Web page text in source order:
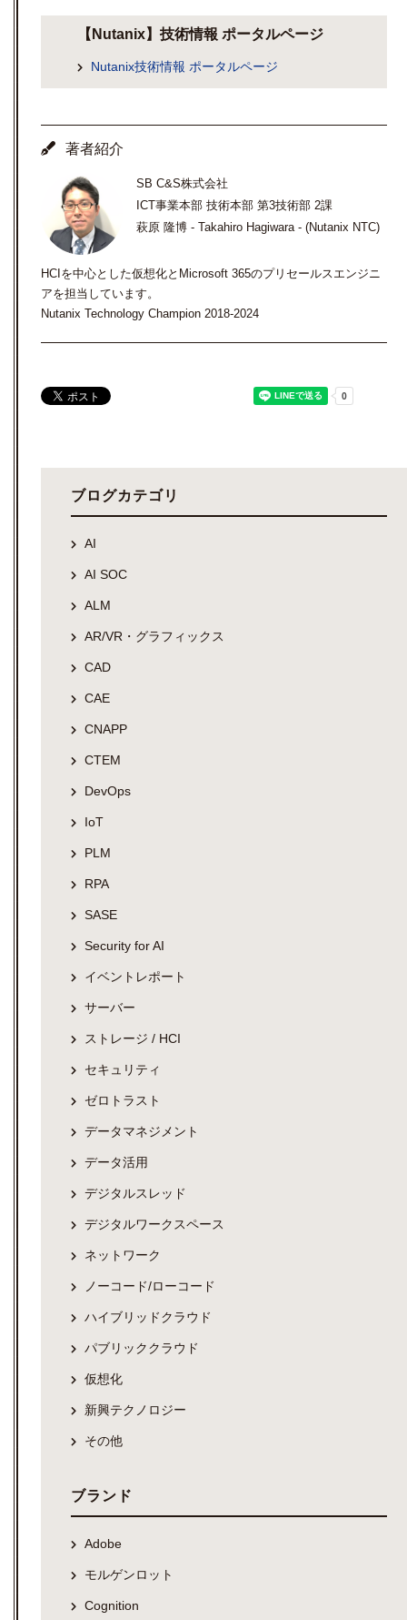
【Nutanix】技術情報 ポータルページ
Nutanix技術情報 ポータルページ
著者紹介
SB C&S株式会社
ICT事業本部 技術本部 第3技術部 2課
萩原 隆博 - Takahiro Hagiwara - (Nutanix NTC)
HCIを中心とした仮想化とMicrosoft 365のプリセールスエンジニ
アを担当しています。
Nutanix Technology Champion 2018-2024
ブログカテゴリ
AI
AI SOC
ALM
AR/VR・グラフィックス
CAD
CAE
CNAPP
CTEM
DevOps
IoT
PLM
RPA
SASE
Security for AI
イベントレポート
サーバー
ストレージ / HCI
セキュリティ
ゼロトラスト
データマネジメント
データ活用
デジタルスレッド
デジタルワークスペース
ネットワーク
ノーコード/ローコード
ハイブリッドクラウド
パブリッククラウド
仮想化
新興テクノロジー
その他
ブランド
Adobe
モルゲンロット
Cognition